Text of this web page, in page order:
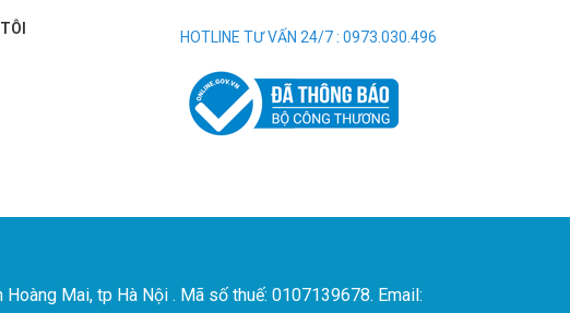
HOTLINE TƯ VẤN 24/7 : 0973.030.496
Mai, tp Hà Nội . Mã số thuế: 0107139678. Email: